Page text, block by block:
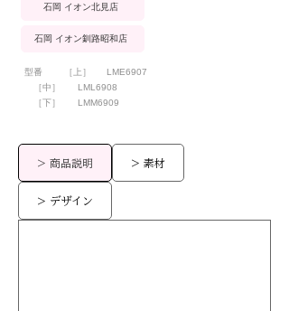
石岡 イオン北見店
石岡 イオン釧路昭和店
型番 ［上］
LME6907
［中］
［下］
LML6908
LMM6909
> 商品説明 > 素材
> デザイン